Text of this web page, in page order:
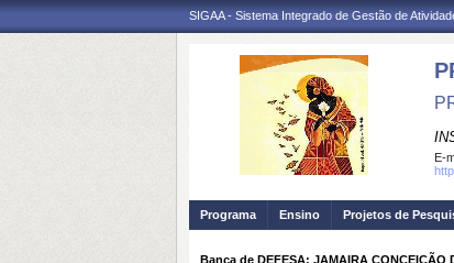
SIGAA - Sistema Integrado de Gestão de
E-
Programa Ensino Projetos de
Banca de DEFESA: JAMAIRA CONCEIÇÃO